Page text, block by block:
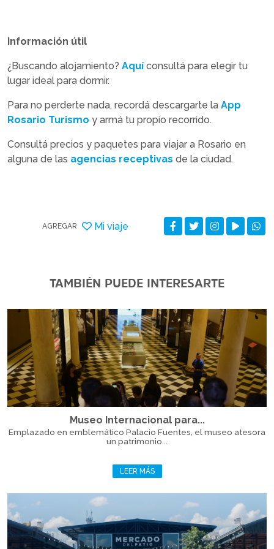
Información útil
¿Buscando alojamiento? Aquí consultá para elegir tu
lugar ideal para dormir.
Para no perderte nada, recordá descargarte la App
Rosario Turismo y armá tu propio recorrido.
Consultá precios y paquetes para viajar a Rosario en
alguna de las agencias receptivas de la ciudad.
AGREGAR Mi viaje
TAMBIÉN PUEDE INTERESARTE
Museo Internacional para...
Emplazado en emblemático Palacio Fuentes, el museo atesora
un patrimonio...
LEER MÁS